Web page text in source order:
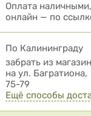
Оплата
онлайн — по
Условия доставки
По Калининграду
забрать из
на ул. Багратиона,
75-79
Ещё способы